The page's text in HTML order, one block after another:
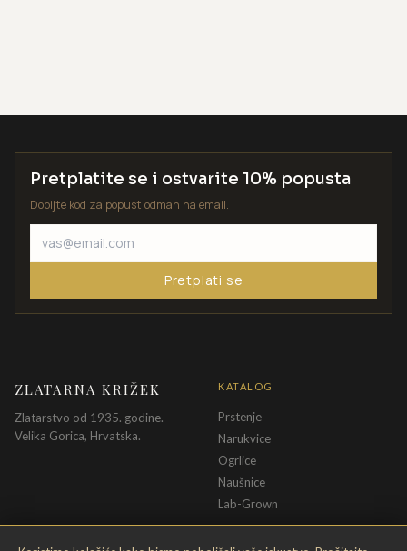
Pretplatite se i ostvarite 10% popusta
Dobijte kod za popust odmah na email.
Pretplati se
ZLATARNA KRIŽEK
Zlatarstvo od 1935. godine.
Velika Gorica, Hrvatska.
KATALOG
Prstenje
Narukvice
Ogrlice
Naušnice
Lab-Grown